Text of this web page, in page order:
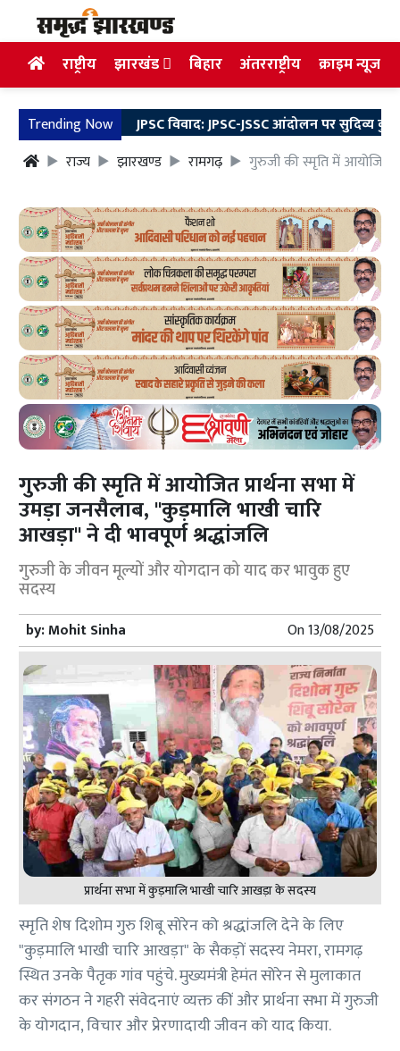
राष्ट्रीय झारखंड बिहार अंतरराष्ट्रीय क्राइम न्यूज
Trending NowJPSC विवाद: JPSC-JSSC आंदोलन पर सुदिव्य कुमार का
राज्य
झारखण्ड रामगढ़ गुरुजी की स्मृति में आयोजित
गुरुजी की स्मृति में आयोजित प्रार्थना सभा में
उमड़ा जनसैलाब, "कुड़मालि भाखी चारि
आखड़ा" ने दी भावपूर्ण श्रद्धांजलि
गुरुजी के जीवन मूल्यों और योगदान को याद कर भावुक हुए
सदस्य
by:Mohit Sinha On13/08/2025
प्रार्थना सभा में कुड़मालि भाखी चारि आखड़ा के सदस्य
स्मृति शेष दिशोम गुरु शिबू सोरेन को श्रद्धांजलि देने के लिए
"कुड़मालि भाखी चारि आखड़ा" के सैकड़ों सदस्य नेमरा, रामगढ़
स्थित उनके पैतृक गांव पहुंचे. मुख्यमंत्री हेमंत सोरेन से मुलाकात
कर संगठन ने गहरी संवेदनाएं व्यक्त कीं और प्रार्थना सभा में गुरुजी
के योगदान, विचार और प्रेरणादायी जीवन को याद किया.